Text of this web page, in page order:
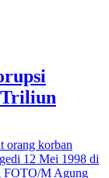
Triliun